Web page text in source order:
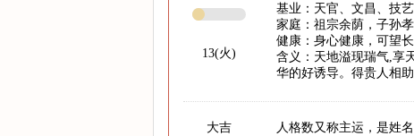
13(火)
基业：天官、文昌、技
家庭：祖宗余荫，子孙孝
健康：身心健康，可望
含义：天地溢现瑞气,享
华的好诱导。得贵人相
大吉 人格数又称主运，是姓